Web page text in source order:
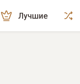
Лучшие